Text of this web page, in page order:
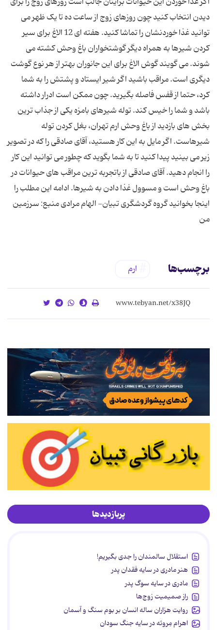
دیدن انتخاب کنید چون روزهای زوج از ساعت ده تا یک ظهر می
توانید غذا خوردنشان را تماشا کنید. هفته ای 12 الاغ برای سیر
کردن شیرها به همراه دیگر گوشتخواران باغ وحش کشته می
شوند. می گویند گوش الاغ برای این جانوران بهتر از هر نوع گوشت
دیگری است. مراقب باشید اگر شیر ایستاد و پشتش را به شما
کرد، حتما از قفس فاصله بگیرید. چون ممکن است ادرار داشته
باشد و شما را خیس کند. توله شیرهای بامزه یکی از جذاب ترین
بخش های بازدید از باغ وحش ارم تهران، بغل کردن توله
شیرهاست. اگر مایل به این کار هستید، آقای صادقی را که در تصویر
زیر می بینید پیدا کنید تا به شما بگوید که چطور می توانید این کار
را انجام دهید. آقای صادقی از باتجربه ترین مراقب های حیوانات در
باغ وحش است و مسوول غذا دادن به شیرها. ادامه این مطلب را
اینجا بخوانید گروه گردشگری تبیان- الهام مرادی منبع: سرزمین
من
برچسب‌ها ارم
پربازدیدها
استقلال سالمندان را جدی بگیریم!
هنر مادری در سایه‌ فقدان پدر
مادری در سایه سوگ پدر
راز صمیمیت زوج‌ها
روایت هزاران ساله انسان بر بوم سنگ و آسمان
اهرام مِروئه در سایه جنگ سودان